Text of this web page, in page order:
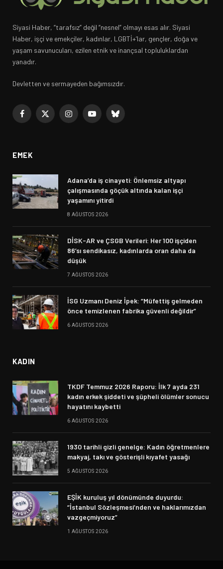
Siyasi Haber, “tarafsız” değil “nesnel” olmayı esas alır. Siyasi
Haber, işçi ve emekçiler, kadınlar, LGBTİ+’lar, gençler, doğa ve
yaşam savunucuları, ezilen etnik ve inançsal topluluklardan
yanadır.
Devletten ve sermayeden bağımsızdır.
Facebook
X
InstagramYouTubeBluesky
EMEK
Adana’da iş cinayeti: Önlemsiz altyapı
çalışmasında göçük altında kalan işçi
yaşamını yitirdi
8 AĞUSTOS 2026
DİSK-AR ve ÇSGB Verileri: Her 100 işçiden
86’sı sendikasız, kadınlarda oran daha da
düşük
7 AĞUSTOS 2026
İSG Uzmanı Deniz İpek: “Müfettiş gelmeden
önce temizlenen fabrika güvenli değildir”
6 AĞUSTOS 2026
KADIN
TKDF Temmuz 2026 Raporu: İlk 7 ayda 231
kadın erkek şiddeti ve şüpheli ölümler sonucu
hayatını kaybetti
6 AĞUSTOS 2026
1930 tarihli gizli genelge: Kadın öğretmenlere
makyaj, takı ve gösterişli kıyafet yasağı
5 AĞUSTOS 2026
EŞİK kuruluş yıl dönümünde duyurdu:
“İstanbul Sözleşmesi’nden ve haklarımızdan
vazgeçmiyoruz”
1 AĞUSTOS 2026